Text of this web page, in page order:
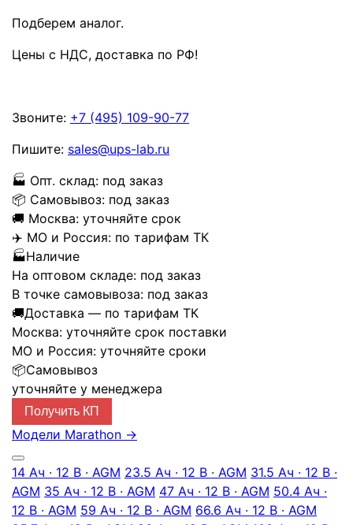
Подберем аналог.
Цены с НДС, доставка по РФ!
Звоните: +7 (495) 109-90-77
Пишите: sales@ups-lab.ru
🏭 Опт. склад: под заказ
📦 Самовывоз: под заказ
🚚 Москва: уточняйте срок
✈️ МО и Россия: по тарифам ТК
🏭Наличие
На оптовом складе: под заказ
В точке самовывоза: под заказ
🚚Доставка — по тарифам ТК
Москва: уточняйте срок поставки
МО и Россия: уточняйте сроки
📦Самовывоз
уточняйте у менеджера
Получить КП
Модели Marathon →
14 Ач · 12 В · AGM 23.5 Ач · 12 В · AGM 31.5 Ач · 12 В ·
AGM 35 Ач · 12 В · AGM 47 Ач · 12 В · AGM 50.4 Ач ·
12 В · AGM 59 Ач · 12 В · AGM 66.6 Ач · 12 В · AGM